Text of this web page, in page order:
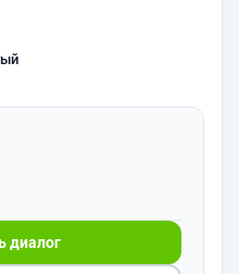
диалог